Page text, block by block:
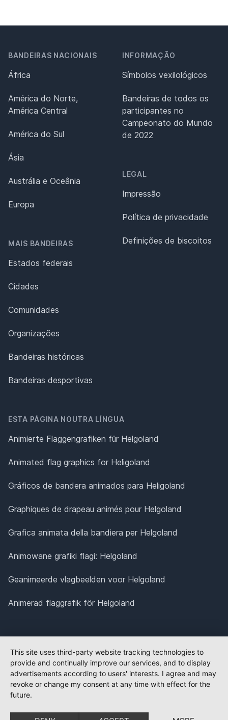
BANDEIRAS NACIONAIS
África
América do Norte,
América Central
América do Sul
Ásia
Austrália e Oceânia
Europa
MAIS BANDEIRAS
Estados federais
Cidades
Comunidades
Organizações
Bandeiras históricas
Bandeiras desportivas
INFORMAÇÃO
Símbolos vexilológicos
Bandeiras de todos os
participantes no
Campeonato do Mundo
de 2022
LEGAL
Impressão
Política de privacidade
Definições de biscoitos
ESTA PÁGINA NOUTRA LÍNGUA
Animierte Flaggengrafiken für Helgoland
Animated flag graphics for Heligoland
Gráficos de bandera animados para Heligoland
Graphiques de drapeau animés pour Helgoland
Grafica animata della bandiera per Helgoland
Animowane grafiki flagi: Helgoland
Geanimeerde vlagbeelden voor Helgoland
Animerad flaggrafik för Helgoland
This site uses third-party website tracking technologies to
provide and continually improve our services, and to display
advertisements according to users' interests. I agree and may
revoke or change my consent at any time with effect for the
future.